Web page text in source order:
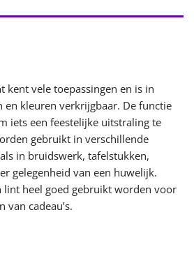
kent vele toepassingen en is in
en kleuren verkrijgbaar. De functie
iets een feestelijke uitstraling te
gebruikt in verschillende
in bruidswerk, tafelstukken,
gelegenheid van een huwelijk.
lint heel goed gebruikt worden voor
van cadeau’s.